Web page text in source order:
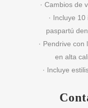
· Cambios de
· Incluye
paspartú
· Pendrive
en alta
· Incluye